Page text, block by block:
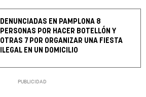
DENUNCIADAS EN PAMPLONA 8
PERSONAS POR HACER BOTELLÓN Y
OTRAS 7 POR ORGANIZAR UNA FIESTA
ILEGAL EN UN DOMICILIO